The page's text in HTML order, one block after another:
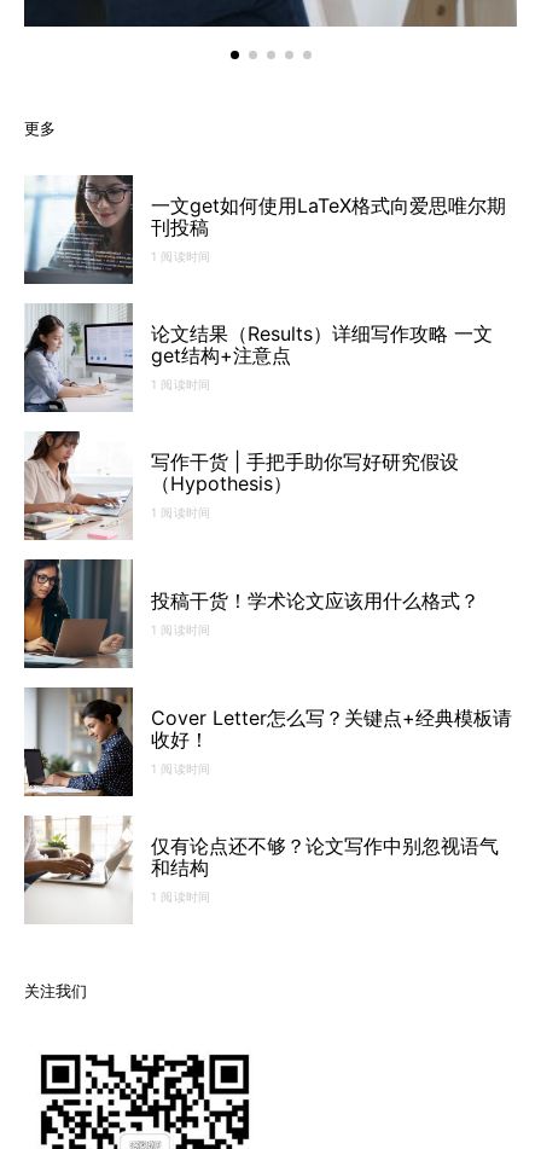
更多
一文get如何使用LaTeX格式向爱思唯尔期
刊投稿
1 阅读时间
论文结果（Results）详细写作攻略 一文
get结构+注意点
1 阅读时间
写作干货 | 手把手助你写好研究假设
（Hypothesis）
1 阅读时间
投稿干货！学术论文应该用什么格式？
1 阅读时间
Cover Letter怎么写？关键点+经典模板请
收好！
1 阅读时间
仅有论点还不够？论文写作中别忽视语气
和结构
1 阅读时间
关注我们